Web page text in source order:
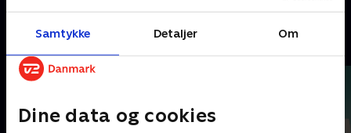
Samtykke Detaljer Om
Dine data og cookies
Andre så også